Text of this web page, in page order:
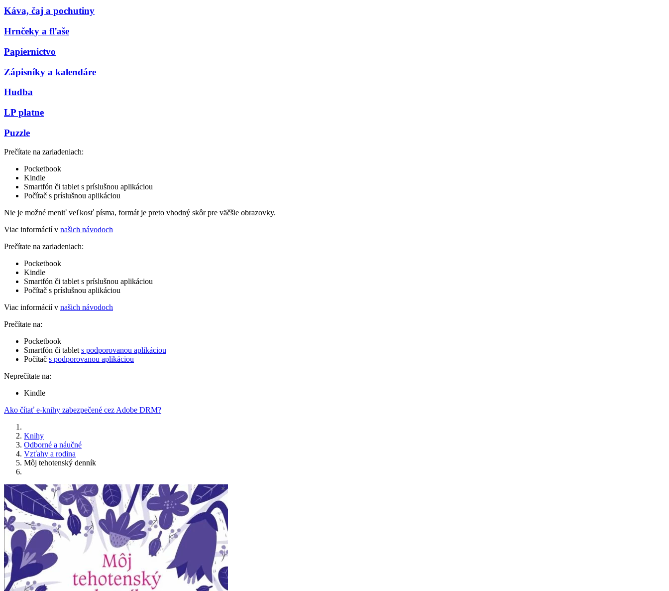
Káva, čaj a pochutiny
Hrnčeky a fľaše
Papiernictvo
Zápisníky a kalendáre
Hudba
LP platne
Puzzle
Prečítate na zariadeniach:
Pocketbook
Kindle
Smartfón či tablet s príslušnou aplikáciou
Počítač s príslušnou aplikáciou
Nie je možné meniť veľkosť písma, formát je preto vhodný skôr pre väčšie obrazovky.
Viac informácií v našich návodoch
Prečítate na zariadeniach:
Pocketbook
Kindle
Smartfón či tablet s príslušnou aplikáciou
Počítač s príslušnou aplikáciou
Viac informácií v našich návodoch
Prečítate na:
Pocketbook
Smartfón či tablet s podporovanou aplikáciou
Počítač s podporovanou aplikáciou
Neprečítate na:
Kindle
Ako čítať e-knihy zabezpečené cez Adobe DRM?
Knihy
Odborné a náučné
Vzťahy a rodina
Môj tehotenský denník